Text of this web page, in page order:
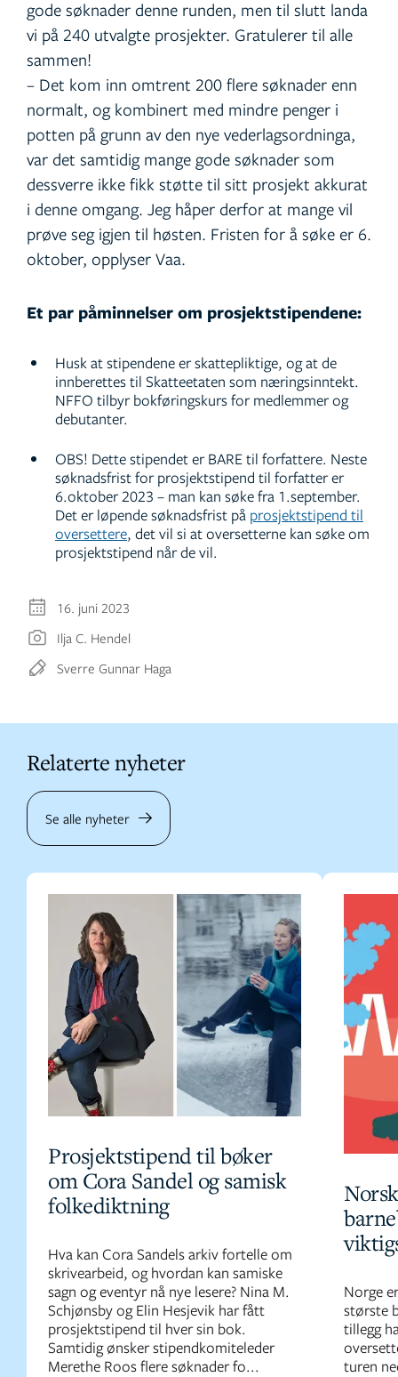
16. juni 2023
Ilja C. Hendel
Sverre Gunnar Haga
gode søknader denne runden, men til slutt landa
vi på 240 utvalgte prosjekter. Gratulerer til alle
sammen!
– Det kom inn omtrent 200 flere søknader enn
normalt, og kombinert med mindre penger i
potten på grunn av den nye vederlagsordninga,
var det samtidig mange gode søknader som
dessverre ikke fikk støtte til sitt prosjekt akkurat
i denne omgang. Jeg håper derfor at mange vil
prøve seg igjen til høsten. Fristen for å søke er 6.
oktober, opplyser Vaa.
Et par påminnelser om prosjektstipendene:
Husk at stipendene er skattepliktige, og at de
innberettes til Skatteetaten som næringsinntekt.
NFFO tilbyr bokføringskurs for medlemmer og
debutanter.
OBS! Dette stipendet er BARE til forfattere. Neste
søknadsfrist for prosjektstipend til forfatter er
6.oktober 2023 – man kan søke fra 1.september.
Det er løpende søknadsfrist på prosjektstipend til
oversettere, det vil si at oversetterne kan søke om
prosjektstipend når de vil.
Relaterte nyheter
Se alle nyheter
Prosjektstipend til bøker
om Cora Sandel og samisk
folkediktning
Hva kan Cora Sandels arkiv fortelle om
skrivearbeid, og hvordan kan samiske
sagn og eventyr nå nye lesere? Nina M.
Schjønsby og Elin Hesjevik har fått
prosjektstipend til hver sin bok.
Samtidig ønsker stipendkomiteleder
Merethe Roos flere søknader fo...
Norge
største
tillegg
turen